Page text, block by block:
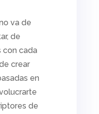
va de
de
con cada
crear
en
de